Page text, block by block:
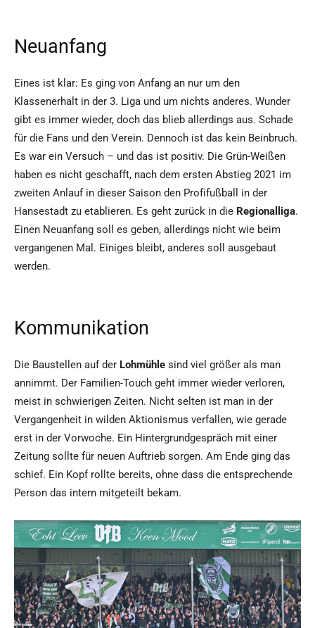
Neuanfang
Eines ist klar: Es ging von Anfang an nur um den
Klassenerhalt in der 3. Liga und um nichts anderes. Wunder
gibt es immer wieder, doch das blieb allerdings aus. Schade
für die Fans und den Verein. Dennoch ist das kein Beinbruch.
Es war ein Versuch – und das ist positiv. Die Grün-Weißen
haben es nicht geschafft, nach dem ersten Abstieg 2021 im
zweiten Anlauf in dieser Saison den Profifußball in der
Hansestadt zu etablieren. Es geht zurück in die Regionalliga.
Einen Neuanfang soll es geben, allerdings nicht wie beim
vergangenen Mal. Einiges bleibt, anderes soll ausgebaut
werden.
Kommunikation
Die Baustellen auf der Lohmühle sind viel größer als man
annimmt. Der Familien-Touch geht immer wieder verloren,
meist in schwierigen Zeiten. Nicht selten ist man in der
Vergangenheit in wilden Aktionismus verfallen, wie gerade
erst in der Vorwoche. Ein Hintergrundgespräch mit einer
Zeitung sollte für neuen Auftrieb sorgen. Am Ende ging das
schief. Ein Kopf rollte bereits, ohne dass die entsprechende
Person das intern mitgeteilt bekam.